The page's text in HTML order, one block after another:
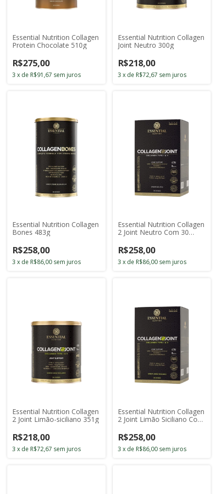
Essential Nutrition Collagen
Protein Chocolate 510g
R$275,00
3 x de R$91,67 sem juros
Essential Nutrition Collagen
Joint Neutro 300g
R$218,00
3 x de R$72,67 sem juros
Essential Nutrition Collagen
Bones 483g
R$258,00
3 x de R$86,00 sem juros
Essential Nutrition Collagen
2 Joint Neutro Com 30
R$258,00
3 x de R$86,00 sem juros
Essential Nutrition Collagen
2 Joint Limão-siciliano 351g
R$218,00
3 x de R$72,67 sem juros
Essential Nutrition Collagen
2 Joint Limão Siciliano Com
R$258,00
3 x de R$86,00 sem juros